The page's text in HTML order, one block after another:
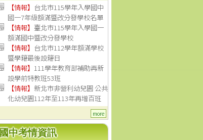
【情報】 台北市115學年入學國中
國一7年級額滿暨改分發學校名單
【情報】 臺北市115學年入學國一
額滿國中暨改分發學校
【情報】 台北市112學年額滿學校
暨學籍最後設籍日
【情報】 111學年教育部補助再新
設學前特教班53班
【情報】 新北市非營利幼兒園 公共
化幼兒園112年至113年再增百班
more
國中考情資訊